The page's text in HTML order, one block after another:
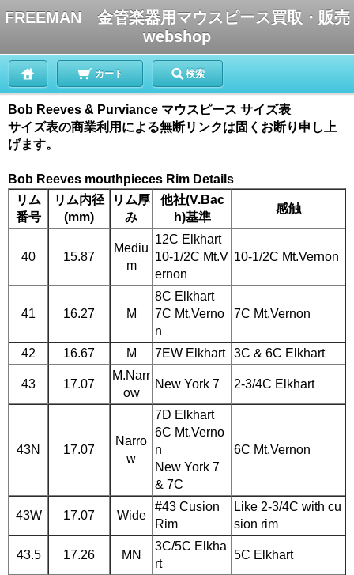
FREEMAN 金管楽器用マウスピース買取・販売
webshop
カート 検索
Bob Reeves & Purviance マウスピース サイズ表
サイズ表の商業利用による無断リンクは固くお断り申し上
げます。
Bob Reeves mouthpieces Rim Details
リム
番号
リム内径
(mm)
リム厚
み
他社(V.Bac
h)基準
感触
40 15.87
Mediu
m
12C Elkhart
10-1/2C Mt.V
ernon
10-1/2C Mt.Vernon
41 16.27 M
8C Elkhart
7C Mt.Verno
n
7C Mt.Vernon
42 16.67 M 7EW Elkhart 3C & 6C Elkhart
43 17.07
M.Narr
ow
New York 7 2-3/4C Elkhart
43N 17.07
Narro
w
7D Elkhart
6C Mt.Verno
n
New York 7
& 7C
6C Mt.Vernon
43W 17.07 Wide
#43 Cusion
Rim
Like 2-3/4C with cu
sion rim
43.5 17.26 MN
3C/5C Elkha
rt
5C Elkhart